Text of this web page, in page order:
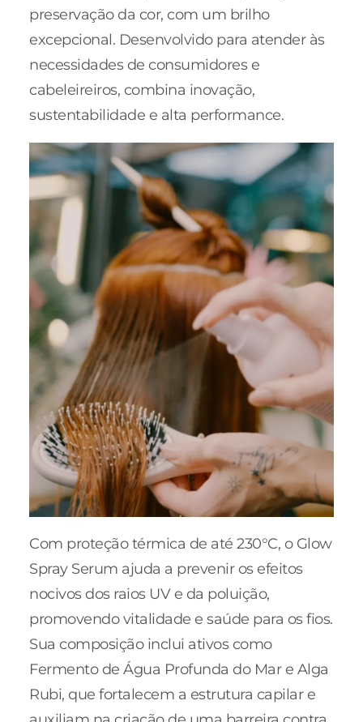
preservação da cor, com um brilho
excepcional. Desenvolvido para atender às
necessidades de consumidores e
cabeleireiros, combina inovação,
sustentabilidade e alta performance.
Com proteção térmica de até 230°C, o Glow
Spray Serum ajuda a prevenir os efeitos
nocivos dos raios UV e da poluição,
promovendo vitalidade e saúde para os fios.
Sua composição inclui ativos como
Fermento de Água Profunda do Mar e Alga
Rubi, que fortalecem a estrutura capilar e